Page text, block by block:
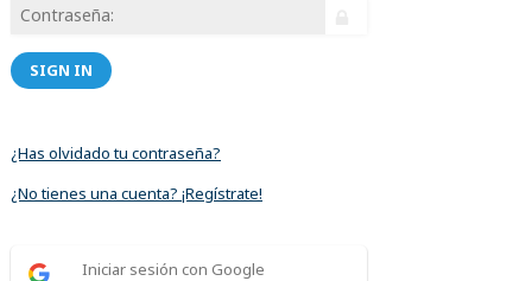
SIGN IN
¿Has olvidado tu contraseña?
¿No tienes una cuenta? ¡Regístrate!
Iniciar sesión con Google